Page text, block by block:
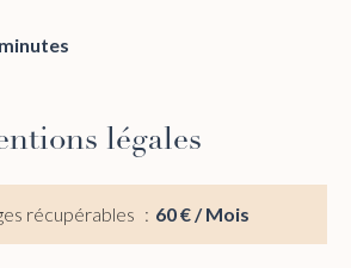
légales
récupérables 60 € / Mois